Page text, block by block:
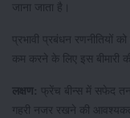
जाना जाता है।
प्रभावी प्रबंधन रणनीतियों
कम करने के लिए इस बीमारी
लक्षण:
फ्रेंच बीन्स में सफेद
गहरी नजर रखने की